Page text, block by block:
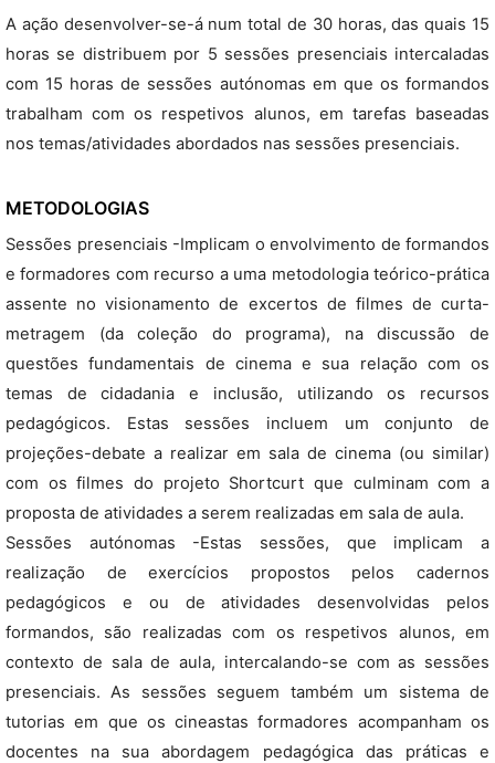
A ação desenvolver-se-á num total de 30 horas, das quais 15
horas se distribuem por 5 sessões presenciais intercaladas
com 15 horas de sessões autónomas em que os formandos
trabalham com os respetivos alunos, em tarefas baseadas
nos temas/atividades abordados nas sessões presenciais.
METODOLOGIAS
Sessões presenciais -Implicam o envolvimento de formandos
e formadores com recurso a uma metodologia teórico-prática
assente no visionamento de excertos de filmes de curta-
metragem (da coleção do programa), na discussão de
questões fundamentais de cinema e sua relação com os
temas de cidadania e inclusão, utilizando os recursos
pedagógicos. Estas sessões incluem um conjunto de
projeções-debate a realizar em sala de cinema (ou similar)
com os filmes do projeto Shortcurt que culminam com a
proposta de atividades a serem realizadas em sala de aula.
Sessões autónomas -Estas sessões, que implicam a
realização de exercícios propostos pelos cadernos
pedagógicos e ou de atividades desenvolvidas pelos
formandos, são realizadas com os respetivos alunos, em
contexto de sala de aula, intercalando-se com as sessões
presenciais. As sessões seguem também um sistema de
tutorias em que os cineastas formadores acompanham os
docentes na sua abordagem pedagógica das práticas e